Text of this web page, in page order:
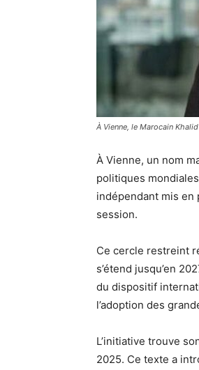
À Vienne, le Marocain
À Vienne, un nom
politiques
indépendant mis en
session.
Ce cercle restreint
s’étend jusqu’en
du dispositif
l’adoption des
L’initiative trouve
2025. Ce texte a